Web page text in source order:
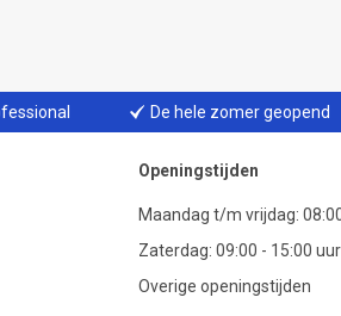
De hele zomer geopend
Openingstijden
Maandag t/m vrijdag:
Zaterdag: 09:00 - 15:00 uur
Overige openingstijden